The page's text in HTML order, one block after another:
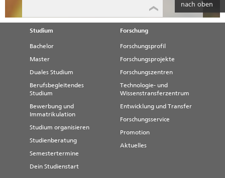
nach oben
Studium
Bachelor
Master
Duales Studium
Berufsbegleitendes
Studium
Bewerbung und
Immatrikulation
Studium organisieren
Studienberatung
Semestertermine
Dein Studienstart
Forschung
Forschungsprofil
Forschungsprojekte
Forschungszentren
Technologie- und
Wissenstransferzentrum
Entwicklung und Transfer
Forschungsservice
Promotion
Aktuelles